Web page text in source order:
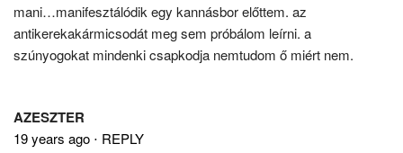
mani…manifesztálódik egy kannásbor előttem. az
antikerekakármicsodát meg sem próbálom leírni. a
szúnyogokat mindenki csapkodja nemtudom ő miért nem.
AZESZTER
19 years ago ⋅ REPLY